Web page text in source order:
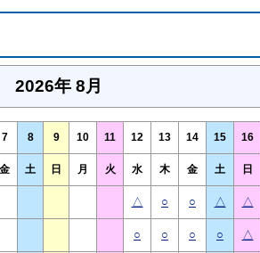
2026年 8月
7 8 9 10 11 12 13 14 15 16
金 土 日 月 火 水 木 金 土 日
△ ○ ○ △ △
○ ○ ○ ○ △